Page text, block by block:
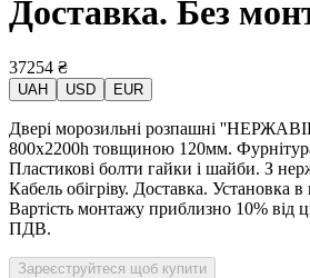
Доставка. Без
37254 ₴
UAH USD EUR
Двері морозильні розпашні
800х2200h товщиною 120мм.
Пластикові болти гайки і шайби. З
Кабель обігріву. Доставка. Установка
Вартість монтажу приблизно 10% від
ПДВ.
Зареєструйтеся щоб купити